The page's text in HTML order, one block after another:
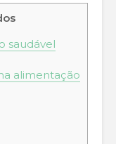
saudável
alimentação